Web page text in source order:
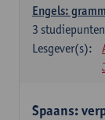
Engels:
3 studiepunten
Lesgever(s):
Spaans: